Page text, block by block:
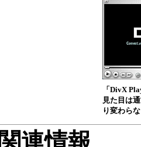
「DivX
見た目は
り変わら
関連情報